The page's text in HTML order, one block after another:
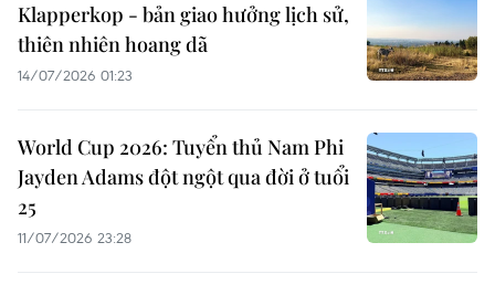
Klapperkop - bản giao hưởng lịch sử,
thiên nhiên hoang dã
14/07/2026 01:23
World Cup 2026: Tuyển thủ Nam Phi
Jayden Adams đột ngột qua đời ở tuổi
25
11/07/2026 23:28